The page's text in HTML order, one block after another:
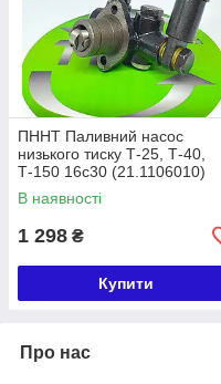
ПННТ Паливний насос
низького тиску Т-25, Т-40,
Т-150 16с30 (21.1106010)
В наявності
1 298 ₴
Купити
Про нас